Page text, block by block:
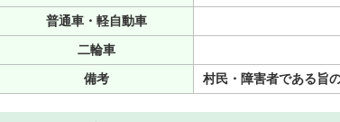
普通車・軽自動車
二輪車
備考
村民・障害者である旨